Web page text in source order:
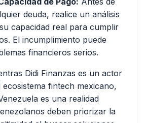
deuda, realice un análisis
capacidad real para cumplir
El incumplimiento puede
financieros serios.
Didi Finanzas es un actor
fintech mexicano,
es una realidad
deben priorizar la